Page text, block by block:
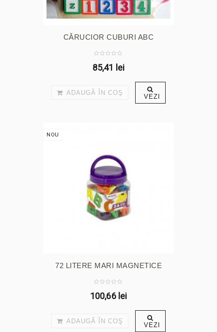
CĂRUCIOR CUBURI ABC
85,41 lei
ADAUGĂ ÎN COŞ VEZI
NOU
72 LITERE MARI MAGNETICE
100,66 lei
ADAUGĂ ÎN COŞ VEZI